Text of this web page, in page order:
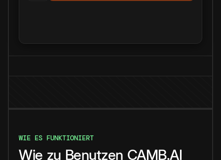
WIE ES FUNKTIONIERT
Wie zu Benutzen CAMB.AI